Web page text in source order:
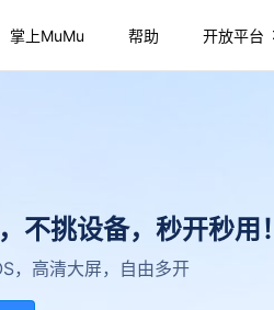
掌上MuMu 帮助 开放平台
不挑设备，秒开秒用！
，高清大屏，自由多开